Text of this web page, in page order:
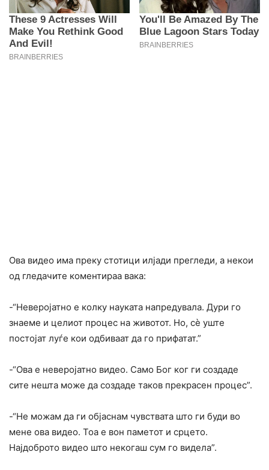
Ова видео има преку стотици илјади прегледи, а некои
од гледачите коментираа вака:
-“Неверојатно е колку науката напредувала. Дури го
знаеме и целиот процес на животот. Но, сè уште
постојат луѓе кои одбиваат да го прифатат.”
-“Ова е неверојатно видео. Само Бог ког ги создаде
сите нешта може да создаде таков прекрасен процес”.
-“Не можам да ги објаснам чувствата што ги буди во
мене ова видео. Тоа е вон паметот и срцето.
Најдоброто видео што некогаш сум го видела”.